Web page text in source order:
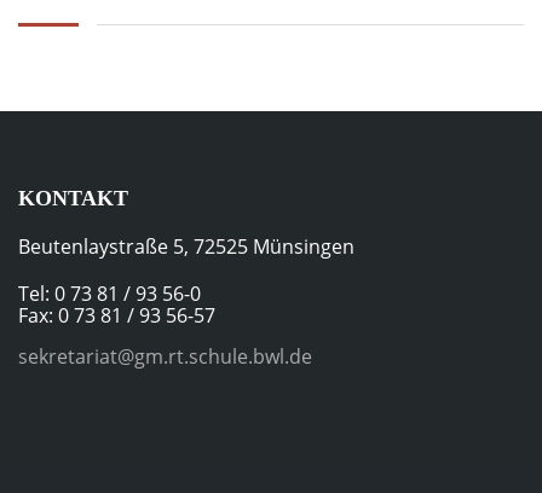
KONTAKT
Beutenlaystraße 5, 72525 Münsingen
Tel: 0 73 81 / 93 56-0
Fax: 0 73 81 / 93 56-57
sekretariat@gm.rt.schule.bwl.de